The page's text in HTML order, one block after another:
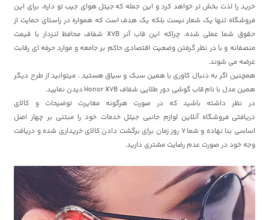
خرید را لذت بخش تر خواهد کرد و این جمله که جیتل هوای جیب تو داره، برای این
فروشگاه تنها یک شعار نیست بلکه یک هدف است که همواره در راستای حمایت از
حقوق شما عملی شده، چراکه این قاب آنر X7B شفاف محافظ لنزدار با قیمت
منصفانه و با در نظر گرفتن وضعیت اقتصادی حاکم بر جامعه و موارد حرفه ای رقابت
عرضه می شوند.
همچنین اگر به دنبال کاوری با همین سبک و سیاق هستید ، میتوانید از طرح دیگر
همین مدل با نامقاب گوشی دور طلایی شفاف Honor X7B
دیدن نمایید.
در نظر داشته باشید که در صورت هرگونه مغایرت توضیحات و کالای
دریافتی فروشگاه آنلاین لوازم جانبی جیتل خدمات خود را مبتنی بر چهار اصل
اساسی بنا نهاده و شما 7 روز زمان برای برگشت دادن کالای خریداری شده و دریافت
وجه خود در صورت عدم رضایت مشتری دارید.